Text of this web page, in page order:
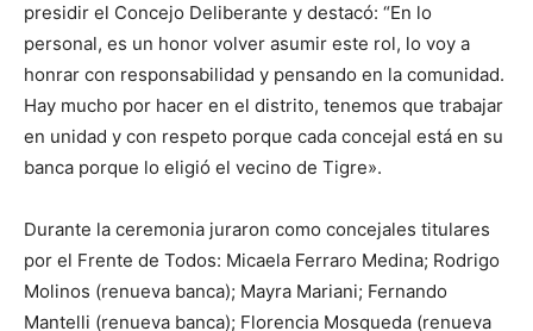
presidir el Concejo Deliberante y destacó: “En lo
personal, es un honor volver asumir este rol, lo voy a
honrar con responsabilidad y pensando en la comunidad.
Hay mucho por hacer en el distrito, tenemos que trabajar
en unidad y con respeto porque cada concejal está en su
banca porque lo eligió el vecino de Tigre».
Durante la ceremonia juraron como concejales titulares
por el Frente de Todos: Micaela Ferraro Medina; Rodrigo
Molinos (renueva banca); Mayra Mariani; Fernando
Mantelli (renueva banca); Florencia Mosqueda (renueva